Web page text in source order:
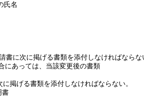
氏名
書に次に掲げる書類を添付しなければならな
にあっては、当該変更後の書類
掲げる書類を添付しなければならない。
書